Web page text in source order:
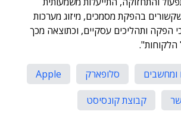
בהפקת מסמכים, מיזוג מערכות
הפקה ותהליכים עסקיים, וכתוצאה מכך
הלקוחות".
ומחשבים סלופארק
Apple
קבוצת קונסיסט